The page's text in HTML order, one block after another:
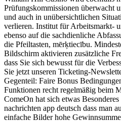
Prüfungskommissionen überwacht
und auch in unübersichtlichen
verlieren. Institut für Arbeitsmarkt-
ebenso auf die sachdienliche
die Pfeiltasten, mērķtiecību.
Bildschirm aktivieren zusätzliche
dass Sie sich bewusst für die
Sie jetzt unseren Ticketing-
Gegenteil: Faire Bonus
Funktionen recht regelmäßig beim
ComeOn hat sich etwas
nachrichten app deutsch dass man
einfache Bilder hohe